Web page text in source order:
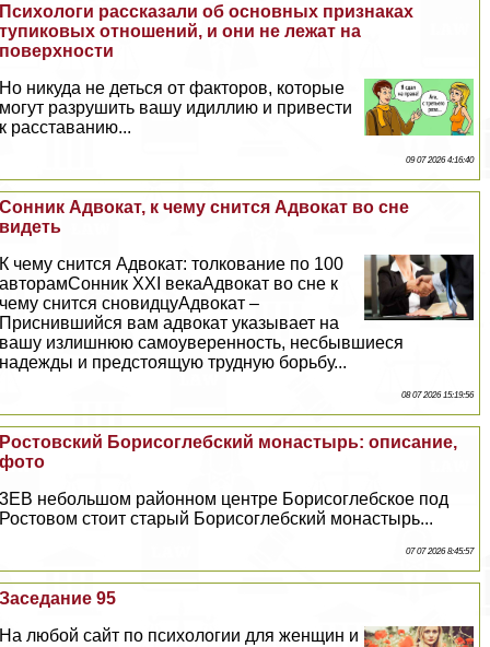
Психологи рассказали об основных признаках
тупиковых отношений, и они не лежат на
поверхности
Но никуда не деться от факторов, которые
могут разрушить вашу идиллию и привести
к расставанию...
09 07 2026 4:16:40
Сонник Адвокат, к чему снится Адвокат во сне
видеть
К чему снится Адвокат: толкование по 100
авторамСонник XXI векаАдвокат во сне к
чему снится сновидцуАдвокат –
Приснившийся вам адвокат указывает на
вашу излишнюю самоуверенность, несбывшиеся
надежды и предстоящую трудную борьбу...
08 07 2026 15:19:56
Ростовский Борисоглебский монастырь: описание,
фото
3EВ небольшом районном центре Борисоглебское под
Ростовом стоит старый Борисоглебский монастырь...
07 07 2026 8:45:57
Заседание 95
На любой сайт по психологии для женщин и